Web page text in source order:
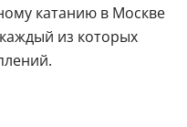
катанию в Москве
из которых